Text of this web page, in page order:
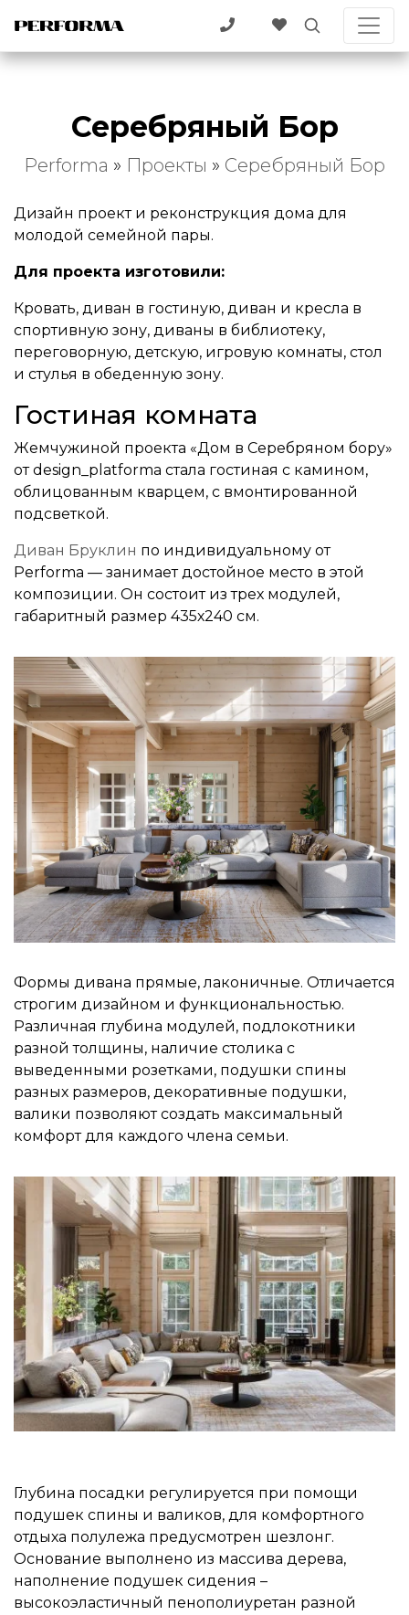
Серебряный Бор
Performa » Проекты » Серебряный Бор
Дизайн проект и реконструкция дома для
молодой семейной пары.
Для проекта изготовили:
Кровать, диван в гостиную, диван и кресла в
спортивную зону, диваны в библиотеку,
переговорную, детскую, игровую комнаты, стол
и стулья в обеденную зону.
Гостиная комната
Жемчужиной проекта «Дом в Серебряном бору»
от design_platforma стала гостиная с камином,
облицованным кварцем, с вмонтированной
подсветкой.
Диван Бруклин по индивидуальному от
Performa — занимает достойное место в этой
композиции. Он состоит из трех модулей,
габаритный размер 435х240 см.
Формы дивана прямые, лаконичные. Отличается
строгим дизайном и функциональностью.
Различная глубина модулей, подлокотники
разной толщины, наличие столика с
выведенными розетками, подушки спины
разных размеров, декоративные подушки,
валики позволяют создать максимальный
комфорт для каждого члена семьи.
Глубина посадки регулируется при помощи
подушек спины и валиков, для комфортного
отдыха полулежа предусмотрен шезлонг.
Основание выполнено из массива дерева,
наполнение подушек сидения –
высокоэластичный пенополиуретан разной